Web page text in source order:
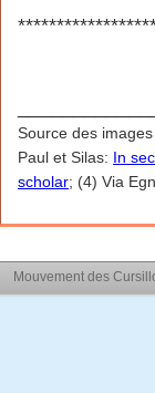
Source des
Paul et Silas: In
scholar; (4) Via
Mouvement des